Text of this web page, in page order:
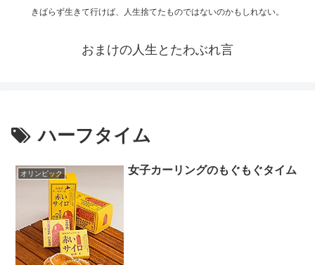
きばらず生きて行けば、人生捨てたものではないのかもしれない。
おまけの人生とたわぶれ言
ハーフタイム
オリンピック 女子カーリングのもぐもぐタイム